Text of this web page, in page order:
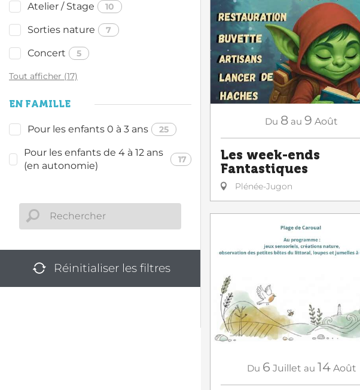
Atelier / Stage 10
Sorties nature 7
Concert 5
Tout afficher (17)
EN FAMILLE
Pour les enfants 0 à 3 ans 25
Pour les enfants de 4 à 12 ans
(en autonomie)
17
Réinitialiser les filtres
Du 8 au 9 Août
Les week-ends
Fantastiques
Plénée-Jugon
Du 6 Juillet au 14 Août